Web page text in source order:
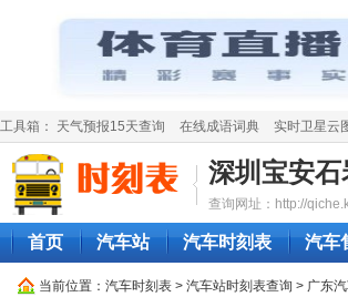
工具箱： 天气预报15天查询 在线成语词典 实时卫星云
深圳宝安
查询网址：http://
首页 汽车站 汽车时刻表 汽车
当前位置： 汽车时刻表 > 汽车站时刻表查询 > 广东